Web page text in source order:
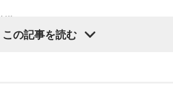
まだご苦労もあります。
市在住の齊藤勉さん、68歳。現在、
車銃撃遭難者慰霊の会」の会長を務め
＞
音粋」
この記事を読む